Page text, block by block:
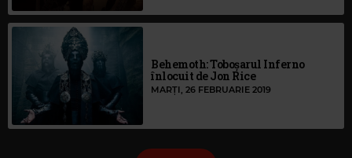
Behemoth: Toboșarul Inferno
înlocuit de Jon Rice
MARȚI, 26 FEBRUARIE 2019